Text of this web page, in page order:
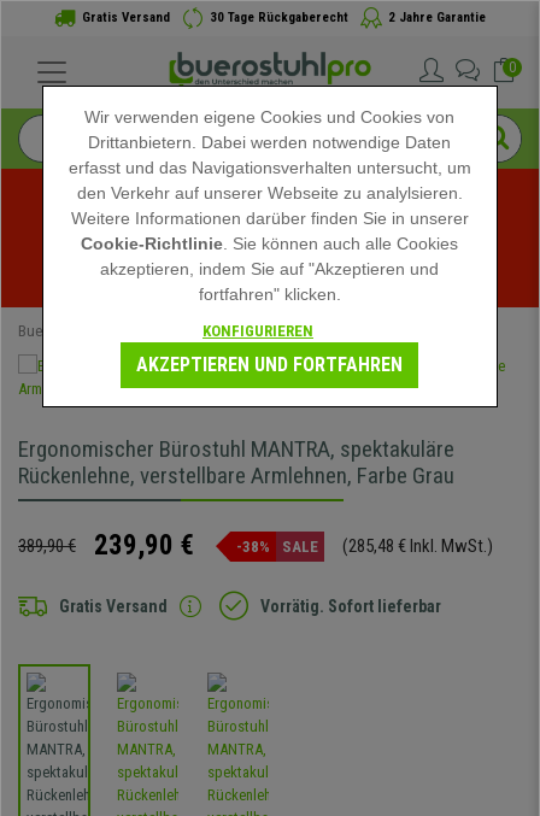
Gratis Versand 30 Tage Rückgaberecht 2 Jahre Garantie
0
Sommerschlussverkauf bei buerostuhlpro! Exklusive
Rabatte für kurze Zeit - Aktion ansehen -
Buerostuhlpro Ergonomische Bürostühle
Ergonomischer Bürostuhl MANTRA, spektakuläre
Rückenlehne, verstellbare Armlehnen, Farbe Grau
389,90 € 239,90 € -38% SALE (285,48 € Inkl. MwSt.)
Gratis Versand Vorrätig. Sofort lieferbar
Wir verwenden eigene Cookies und Cookies von
Drittanbietern. Dabei werden notwendige Daten
erfasst und das Navigationsverhalten untersucht, um
den Verkehr auf unserer Webseite zu analylsieren.
Weitere Informationen darüber finden Sie in unserer
Cookie-Richtlinie . Sie können auch alle Cookies
akzeptieren, indem Sie auf "Akzeptieren und
fortfahren" klicken.
KONFIGURIEREN
AKZEPTIEREN UND FORTFAHREN